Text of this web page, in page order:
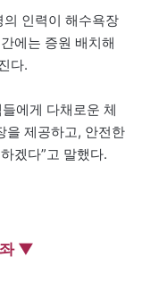
인력이 해수욕장
에는 증원 배치해
다.
에게 다채로운 체
을 제공하고, 안전한
겠다”고 말했다.
▼